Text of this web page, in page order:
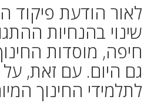
לאור הודעת פיקוד
שינוי בהנחיות
חיפה, מוסדות
גם היום. עם זאת,
לתלמידי החינוך